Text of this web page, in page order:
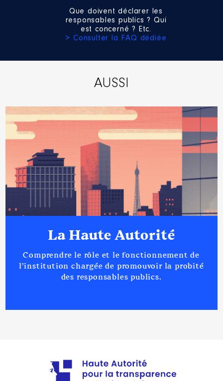
Que doivent déclarer les
responsables publics ? Qui
est concerné ? Etc.
> Consulter la FAQ dédiée
AUSSI
La Haute Autorité
Comprendre le rôle et le fonctionnement de
l’institution chargée de promouvoir la probité
des responsables publics.